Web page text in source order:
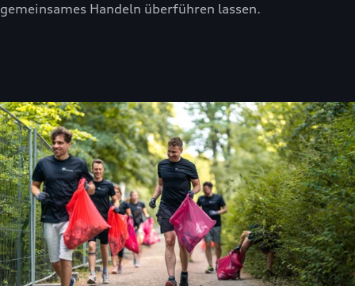
gemeinsames Handeln überführen lassen.